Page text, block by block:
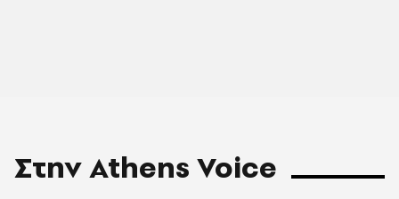
Στην Athens Voice